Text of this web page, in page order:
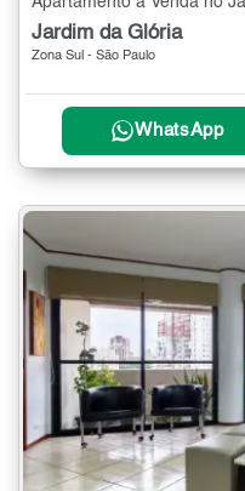
Jardim da Glória
Zona Sul - São Paulo
WhatsApp